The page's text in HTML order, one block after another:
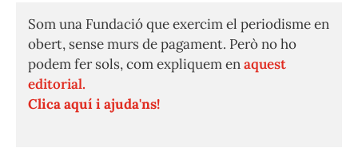
Som una Fundació que exercim el periodisme en
obert, sense murs de pagament. Però no ho
podem fer sols, com expliquem enaquest
editorial.
Clica aquí i ajuda'ns!